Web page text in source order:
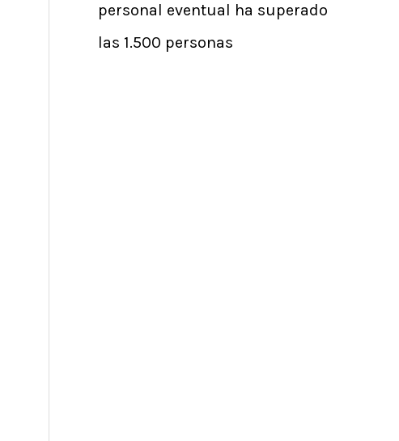
personal eventual ha superado
las 1.500 personas